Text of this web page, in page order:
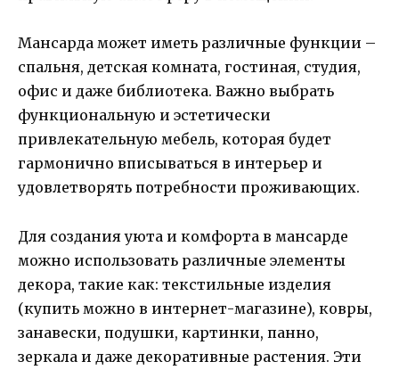
Мансарда может иметь различные функции –
спальня, детская комната, гостиная, студия,
офис и даже библиотека. Важно выбрать
функциональную и эстетически
привлекательную мебель, которая будет
гармонично вписываться в интерьер и
удовлетворять потребности проживающих.
Для создания уюта и комфорта в мансарде
можно использовать различные элементы
декора, такие как: текстильные изделия
(купить можно в интернет-магазине), ковры,
занавески, подушки, картинки, панно,
зеркала и даже декоративные растения. Эти